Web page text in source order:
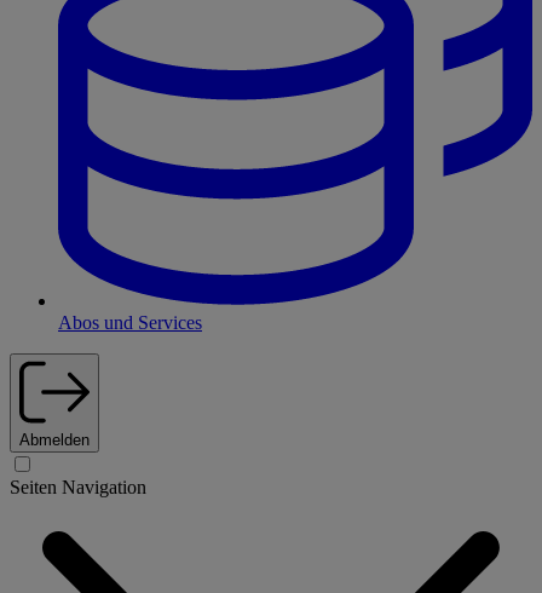
Abos und Services
Abmelden
Seiten Navigation